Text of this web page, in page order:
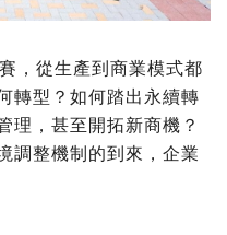
，從生產到商業模式都
轉型？如何踏出永續轉
理，甚至開拓新商機？
調整機制的到來，企業